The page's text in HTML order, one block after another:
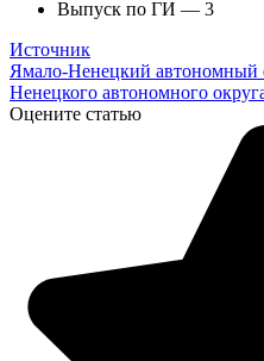
Выпуск по ГИ — 3
Источник
Ямало-Ненецкий автономный
Ненецкого автономного
Оцените статью